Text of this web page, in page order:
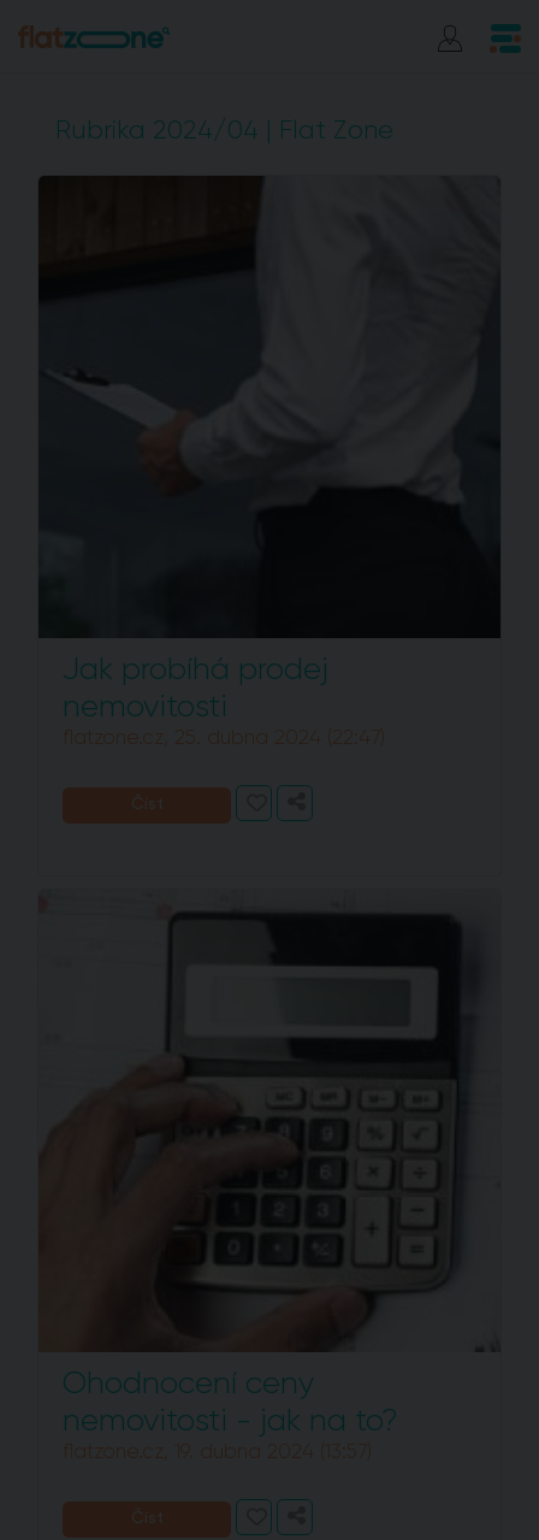
Rubrika 2024/04 | Flat Zone
Jak probíhá prodej
nemovitosti
flatzone.cz, 25. dubna 2024 (22:47)
Číst
Ohodnocení ceny
nemovitosti - jak na to?
flatzone.cz, 19. dubna 2024 (13:57)
Číst